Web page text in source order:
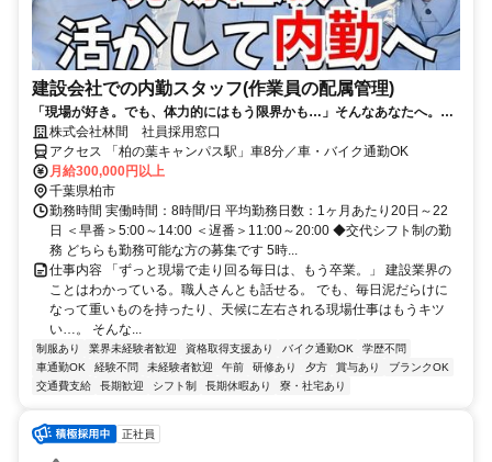
建設会社での内勤スタッフ(作業員の配属管理)
「現場が好き。でも、体力的にはもう限界かも…」そんなあなたへ。そ
の現場経験、これからは「オフィス」で活かしませんか？
株式会社林間 社員採用窓口
アクセス 「柏の葉キャンパス駅」車8分／車・バイク通勤OK
月給300,000円以上
千葉県柏市
勤務時間 実働時間：8時間/日 平均勤務日数：1ヶ月あたり20日～22
日 ＜早番＞5:00～14:00 ＜遅番＞11:00～20:00 ◆交代シフト制の勤
務 どちらも勤務可能な方の募集です 5時...
仕事内容 「ずっと現場で走り回る毎日は、もう卒業。」 建設業界の
ことはわかっている。職人さんとも話せる。 でも、毎日泥だらけに
なって重いものを持ったり、天候に左右される現場仕事はもうキツ
い…。 そんな...
制服あり 業界未経験者歓迎 資格取得支援あり バイク通勤OK
学歴不問
車通勤OK
経験不問 未経験者歓迎 午前 研修あり 夕方 賞与あり
ブランクOK
交通費支給
長期歓迎 シフト制 長期休暇あり 寮・社宅あり
正社員